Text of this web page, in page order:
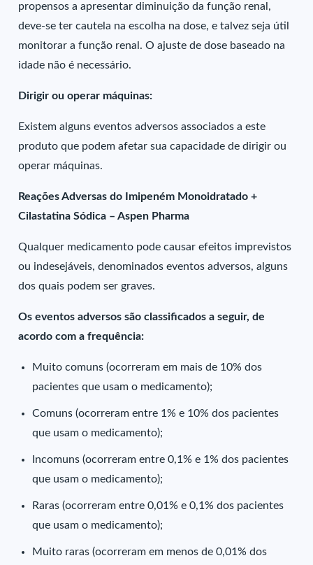
propensos a apresentar diminuição da função renal,
deve-se ter cautela na escolha na dose, e talvez seja útil
monitorar a função renal. O ajuste de dose baseado na
idade não é necessário.
Dirigir ou operar máquinas:
Existem alguns eventos adversos associados a este
produto que podem afetar sua capacidade de dirigir ou
operar máquinas.
Reações Adversas do Imipeném Monoidratado +
Cilastatina Sódica – Aspen Pharma
Qualquer medicamento pode causar efeitos imprevistos
ou indesejáveis, denominados eventos adversos, alguns
dos quais podem ser graves.
Os eventos adversos são classificados a seguir, de
acordo com a frequência:
Muito comuns (ocorreram em mais de 10% dos
pacientes que usam o medicamento);
Comuns (ocorreram entre 1% e 10% dos pacientes
que usam o medicamento);
Incomuns (ocorreram entre 0,1% e 1% dos pacientes
que usam o medicamento);
Raras (ocorreram entre 0,01% e 0,1% dos pacientes
que usam o medicamento);
Muito raras (ocorreram em menos de 0,01% dos